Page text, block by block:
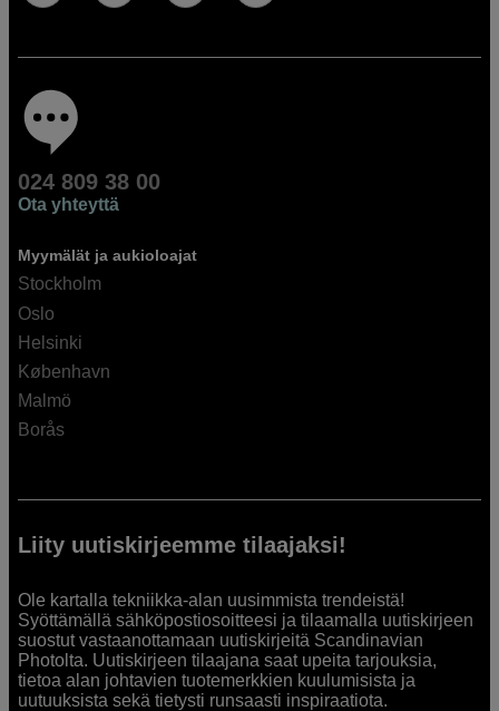
024 809 38 00
Ota yhteyttä
Myymälät ja aukioloajat
Stockholm
Oslo
Helsinki
København
Malmö
Borås
Liity uutiskirjeemme tilaajaksi!
Ole kartalla tekniikka-alan uusimmista trendeistä!
Syöttämällä sähköpostiosoitteesi ja tilaamalla uutiskirjeen
suostut vastaanottamaan uutiskirjeitä Scandinavian
Photolta. Uutiskirjeen tilaajana saat upeita tarjouksia,
tietoa alan johtavien tuotemerkkien kuulumisista ja
uutuuksista sekä tietysti runsaasti inspiraatiota.